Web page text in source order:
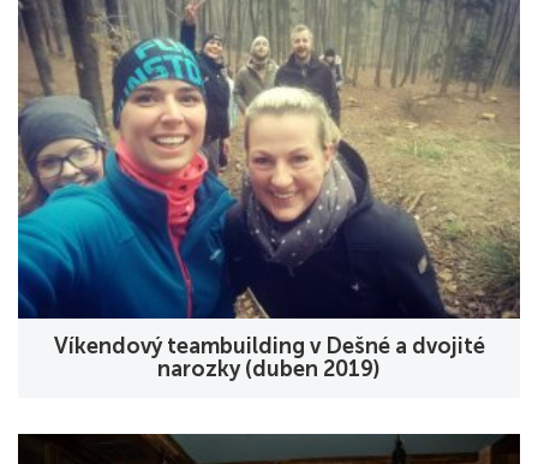
Víkendový teambuilding v Dešné a dvojité
narozky (duben 2019)